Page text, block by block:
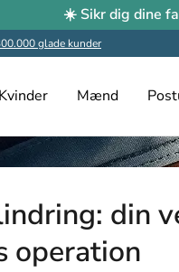
☀️ Sikr dig dine
glade kunder
Kvinder Mænd
din
operation